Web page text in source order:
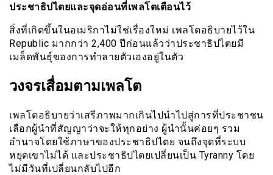
ประชาธิปไตยและจุดอ่อนที่เพลโตเตือนไว้
สิ่งที่เกิดขึ้นในอเมริกาไม่ใช่เรื่องใหม่ เพลโตอธิบายไว้ใน
Republic มากกว่า 2,400 ปีก่อนแล้วว่าประชาธิปไตยมี
เมล็ดพันธุ์ของการทำลายตัวเองอยู่ในตัว
วงจรเสื่อมตามเพลโต
เพลโตอธิบายว่าเสรีภาพมากเกินไปนำไปสู่การที่ประชาชน
เลือกผู้นำที่สัญญาว่าจะให้ทุกอย่าง ผู้นำนั้นค่อยๆ รวม
อำนาจโดยใช้ภาษาของประชาธิปไตย จนถึงจุดที่ระบบ
หยุดเขาไม่ได้ และประชาธิปไตยเปลี่ยนเป็น Tyranny โดย
ไม่มีวันที่เปลี่ยนกลับไปอีก